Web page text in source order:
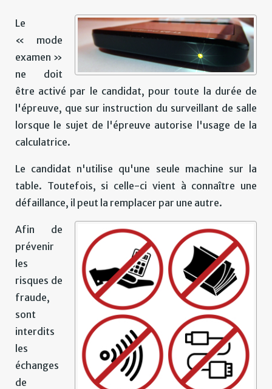
Le
« mode
examen »
ne doit
être activé par le candidat, pour toute la durée de
l'épreuve, que sur instruction du surveillant de salle
lorsque le sujet de l'épreuve autorise l'usage de la
calculatrice.
Le candidat n'utilise qu'une seule machine sur la
table. Toutefois, si celle-ci vient à connaître une
défaillance, il peut la remplacer par une autre.
Afin de
prévenir
les
risques de
fraude,
sont
interdits
les
échanges
de